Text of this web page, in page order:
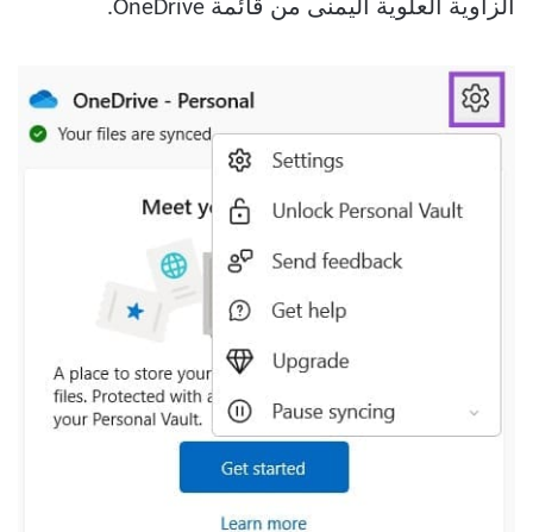
الزاوية العلوية اليمنى من قائمة OneDrive.